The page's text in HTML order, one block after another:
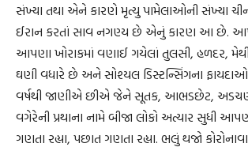
સંખ્યા તથા એને કારણે મૃત્યુ પામેલાઓની સંખ્યા
ઈરાન કરતાં સાવ નગણ્ય છે એનું કારણ આ છે.
આપણા ખોરાકમાં વણાઈ ગયેલાં તુલસી, હળદર,
ઘણી વધારે છે અને સોશ્યલ ડિસ્ટન્સિંગના
વર્ષથી જાણીએ છીએ જેને સૂતક, આભડછેટ,
વગેરેની પ્રથાના નામે બીજા લોકો અત્યાર સુધી
ગણતા રહ્યા, પછાત ગણતા રહ્યા. ભલું થજો